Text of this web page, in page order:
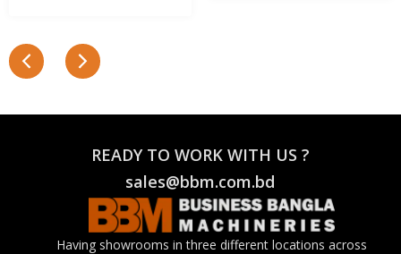
READY TO WORK WITH US ?
sales@bbm.com.bd
Having showrooms in three different locations across